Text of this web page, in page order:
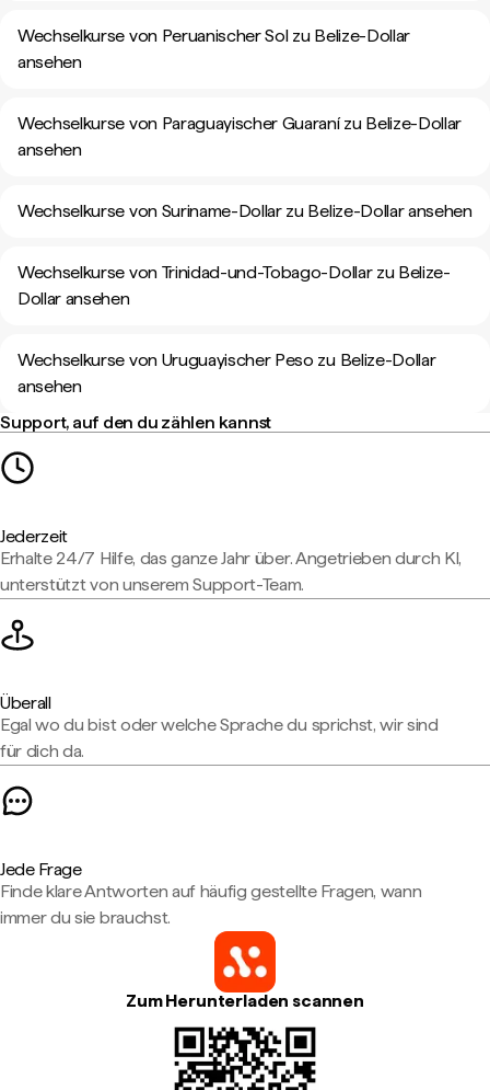
Wechselkurse von Peruanischer Sol zu Belize-Dollar
ansehen
Wechselkurse von Paraguayischer Guaraní zu Belize-Dollar
ansehen
Wechselkurse von Suriname-Dollar zu Belize-Dollar ansehen
Wechselkurse von Trinidad-und-Tobago-Dollar zu Belize-
Dollar ansehen
Wechselkurse von Uruguayischer Peso zu Belize-Dollar
ansehen
Support, auf den du zählen kannst
Jederzeit
Erhalte 24/7 Hilfe, das ganze Jahr über. Angetrieben durch KI,
unterstützt von unserem Support-Team.
Überall
Egal wo du bist oder welche Sprache du sprichst, wir sind
für dich da.
Jede Frage
Finde klare Antworten auf häufig gestellte Fragen, wann
immer du sie brauchst.
Zum Herunterladen scannen